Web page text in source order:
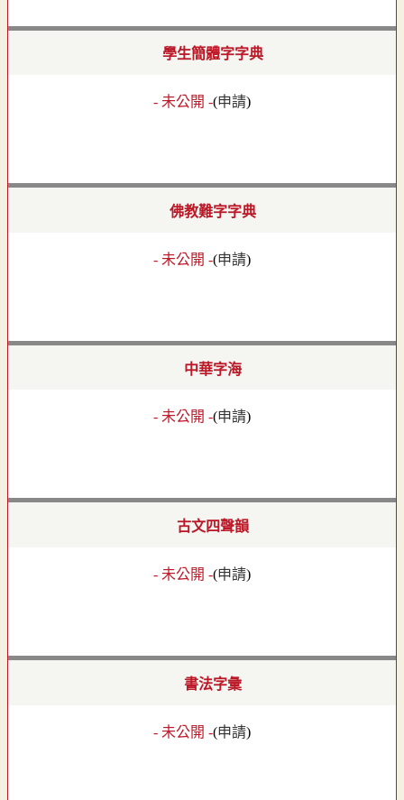
學生簡體字字典
- 未公開 -(申請)
佛教難字字典
- 未公開 -(申請)
中華字海
- 未公開 -(申請)
古文四聲韻
- 未公開 -(申請)
書法字彙
- 未公開 -(申請)